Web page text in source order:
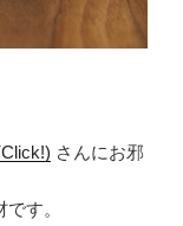
さんにお邪
す。